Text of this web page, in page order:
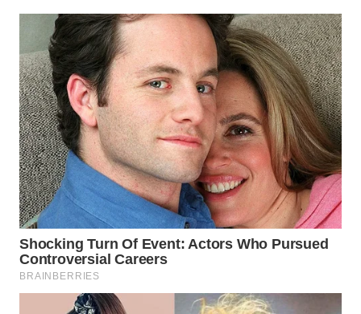
WN
TEBING
TINGGI
WN
PAKPAK
WN
KARAWANG
WN
BEKASI